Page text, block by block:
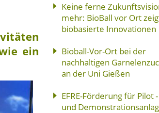
ein
Keine ferne
mehr: BioBall vor Ort
biobasierte Innovationen
Bioball-Vor-Ort bei der
nachhaltigen
an der Uni Gießen
EFRE-Förderung für Pilot -
und